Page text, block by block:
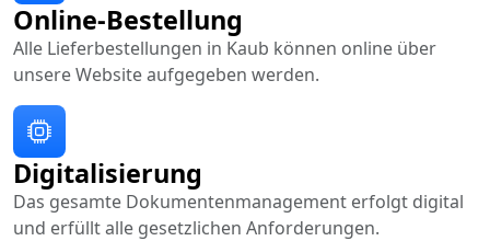
Online-Bestellung
Alle Lieferbestellungen in Kaub können online über
unsere Website aufgegeben werden.
Digitalisierung
Das gesamte Dokumentenmanagement erfolgt digital
und erfüllt alle gesetzlichen Anforderungen.